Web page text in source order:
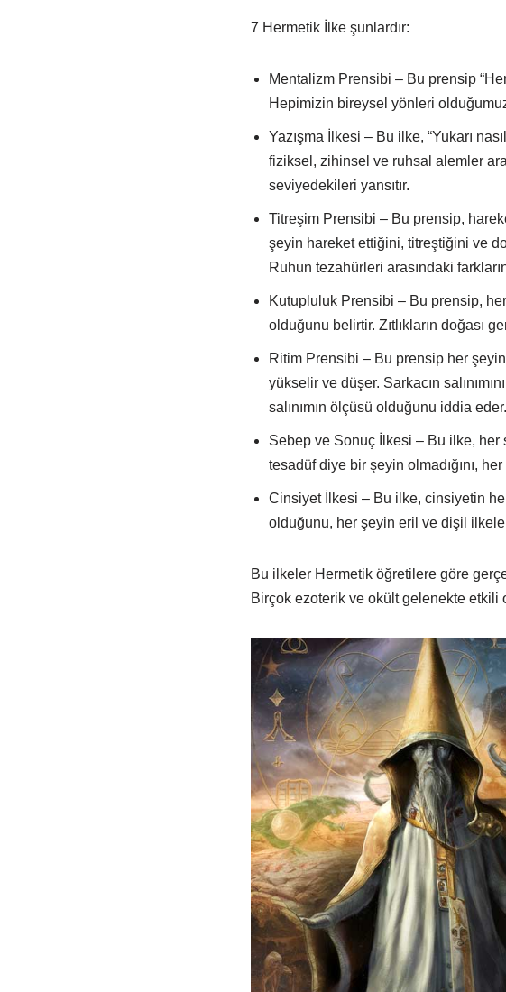
7 Hermetik İlke şunlardır:
Mentalizm Prensibi – Bu prensip
Hepimizin bireysel yönleri
Yazışma İlkesi – Bu ilke, “Yukarı
fiziksel, zihinsel ve ruhsal alemler
seviyedekileri yansıtır.
Titreşim Prensibi – Bu prensip,
şeyin hareket ettiğini, titreştiğini ve
Ruhun tezahürleri arasındaki
Kutupluluk Prensibi – Bu prensip,
olduğunu belirtir. Zıtlıkların doğası
Ritim Prensibi – Bu prensip her şeyin
yükselir ve düşer. Sarkacın
salınımın ölçüsü olduğunu iddia eder.
Sebep ve Sonuç İlkesi – Bu ilke, her
tesadüf diye bir şeyin olmadığını,
Cinsiyet İlkesi – Bu ilke, cinsiyetin
olduğunu, her şeyin eril ve dişil
Bu ilkeler Hermetik öğretilere göre
Birçok ezoterik ve okült gelenekte etkili